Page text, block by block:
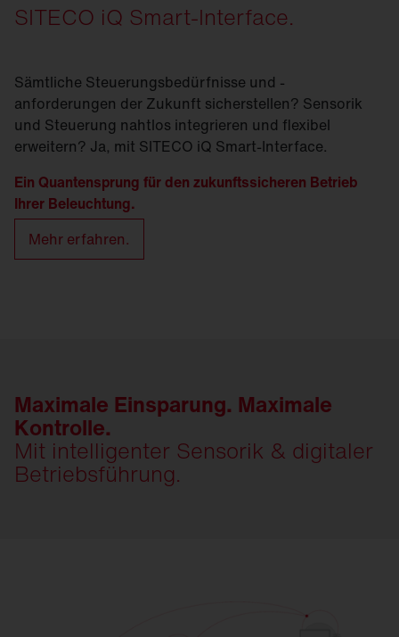
SITECO iQ Smart-Interface.
Sämtliche Steuerungsbedürfnisse und -
anforderungen der Zukunft sicherstellen? Sensorik
und Steuerung nahtlos integrieren und flexibel
erweitern? Ja, mit SITECO iQ Smart-Interface.
Ein Quantensprung für den zukunftssicheren Betrieb
Ihrer Beleuchtung.
Mehr erfahren.
Maximale Einsparung. Maximale
Kontrolle.
Mit intelligenter Sensorik & digitaler
Betriebsführung.